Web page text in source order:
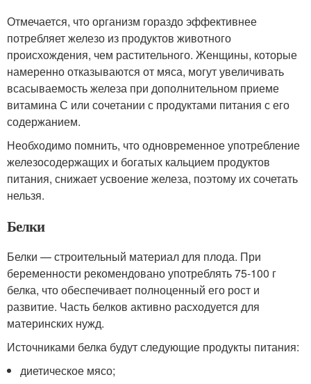
Отмечается, что организм гораздо эффективнее
потребляет железо из продуктов животного
происхождения, чем растительного. Женщины, которые
намеренно отказываются от мяса, могут увеличивать
всасываемость железа при дополнительном приеме
витамина С или сочетании с продуктами питания с его
содержанием.
Необходимо помнить, что одновременное употребление
железосодержащих и богатых кальцием продуктов
питания, снижает усвоение железа, поэтому их сочетать
нельзя.
Белки
Белки — строительный материал для плода. При
беременности рекомендовано употреблять 75-100 г
белка, что обеспечивает полноценный его рост и
развитие. Часть белков активно расходуется для
материнских нужд.
Источниками белка будут следующие продукты питания:
диетическое мясо;